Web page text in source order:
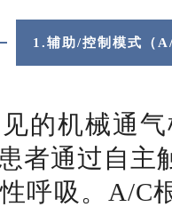
1.辅助/控制模式（
的机械通
者通过自主
呼吸。A/C